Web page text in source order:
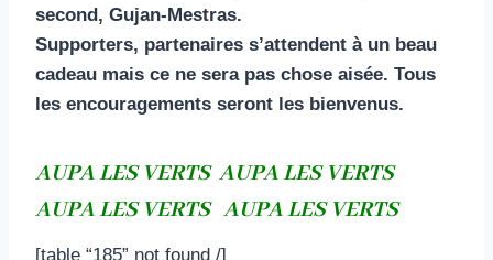
second, Gujan-Mestras.
Supporters, partenaires s’attendent à un beau
cadeau mais ce ne sera pas chose aisée. Tous
les encouragements seront les bienvenus.
AUPA LES VERTS AUPA LES VERTS
AUPA LES VERTS AUPA LES VERTS
[table “185” not found /]